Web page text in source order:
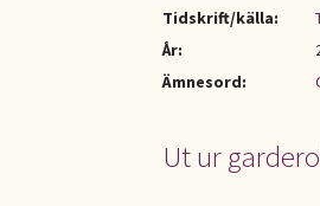
Tidskrift/källa:
År:
Ämnesord:
Ut ur